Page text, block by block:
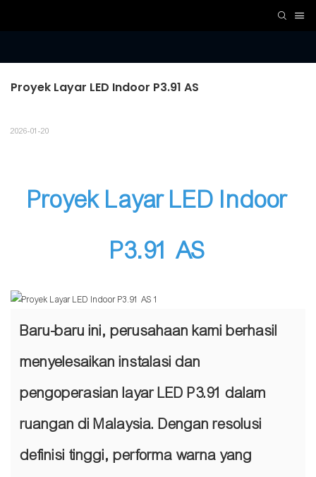
Proyek Layar LED Indoor P3.91 AS
2026-01-20
Proyek Layar LED Indoor
P3.91 AS
Baru-baru ini, perusahaan kami berhasil
menyelesaikan instalasi dan
pengoperasian layar LED P3.91 dalam
ruangan di Malaysia. Dengan resolusi
definisi tinggi, performa warna yang